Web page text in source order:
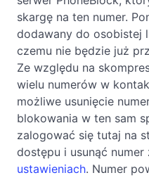
skargę na ten numer.
dodawany do osobistej
czemu nie będzie już
Ze względu na
wielu numerów w
możliwe usunięcie
blokowania w ten sam
zalogować się tutaj na
dostępu i usunąć
ustawieniach. Numer